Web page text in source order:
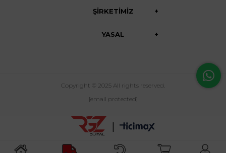
ŞİRKETİMİZ
YASAL
Copyright © 2025 All rights reserved.
[email protected]
|